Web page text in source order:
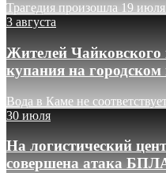
Трагедия произошла 19
3 августа
Жителей Чайковского
купания на
Вода в Каме не
30 июля
На логистический
совершена атака